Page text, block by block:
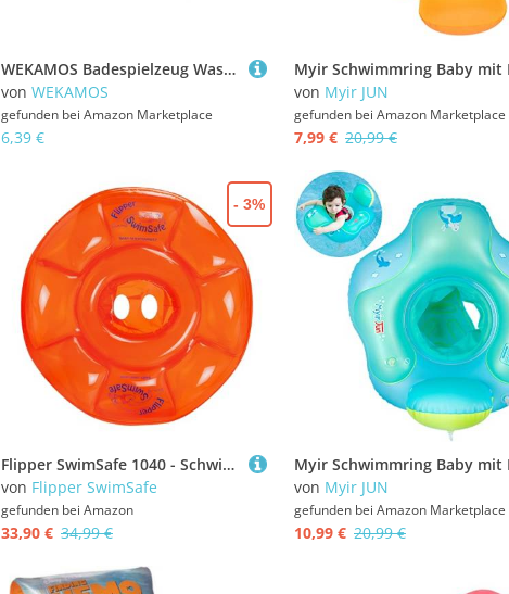
WEKAMOS Badespielzeug Wasser Landspielzeug Wind up Spielzeugauto für Badewanne und Pool Batteriefrei für Junge Mädchen und Kleinkinder Spielerisches Badevergnügen und Schwimmhilfe
von WEKAMOS
gefunden bei Amazon Marketplace
6,39 €
von Myir JUN
gefunden bei Amazon Marketplace
7,99 € 20,99 €
Flipper SwimSafe 1040 - Schwimmsitz für Babys ab 3 Monaten, Schwimmhilfe mit 3 Luftkammern und ohne Gurte, Durchmesser ca. 62 cm, Orange
von Flipper SwimSafe
gefunden bei Amazon
33,90 € 34,99 €
- 3%
von Myir JUN
gefunden bei Amazon Marketplace
10,99 € 20,99 €